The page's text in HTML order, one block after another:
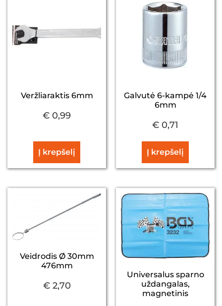
Veržliaraktis 6mm
€ 0,99
Į krepšelį
Galvutė 6-kampė 1/4
6mm
€ 0,71
Į krepšelį
Veidrodis Ø 30mm
476mm
€2,70
Universalus sparno
uždangalas,
magnetinis